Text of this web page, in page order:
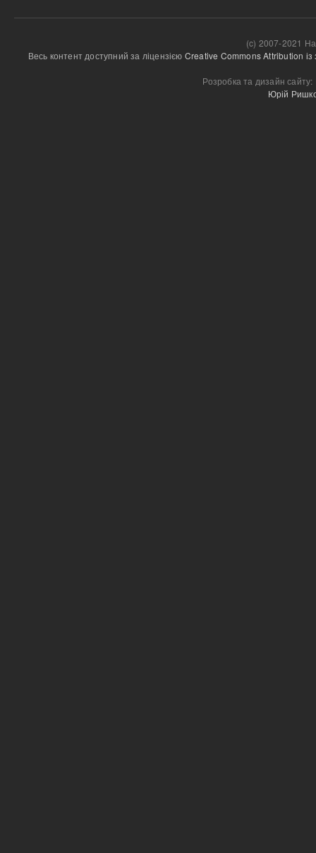
(c) 2007-2021
Весь контент доступний за ліцензією Creative Commons Attribution
Розробка та дизайн сайту:
Юрій